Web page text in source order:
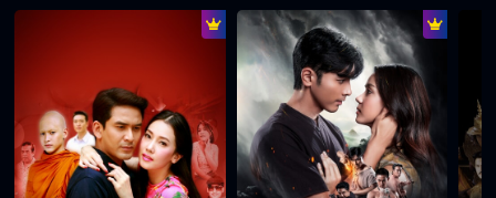
พ่อต้องไล่มันออกจากบริษัท
กล้าดียังไง มาแตะหลานสาวฉัน